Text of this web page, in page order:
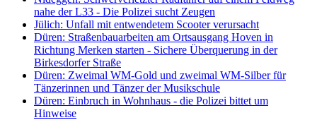
nahe der L33 - Die Polizei sucht Zeugen
Jülich: Unfall mit entwendetem Scooter verursacht
Düren: Straßenbauarbeiten am Ortsausgang Hoven in
Richtung Merken starten - Sichere Überquerung in der
Birkesdorfer Straße
Düren: Zweimal WM-Gold und zweimal WM-Silber für
Tänzerinnen und Tänzer der Musikschule
Düren: Einbruch in Wohnhaus - die Polizei bittet um
Hinweise